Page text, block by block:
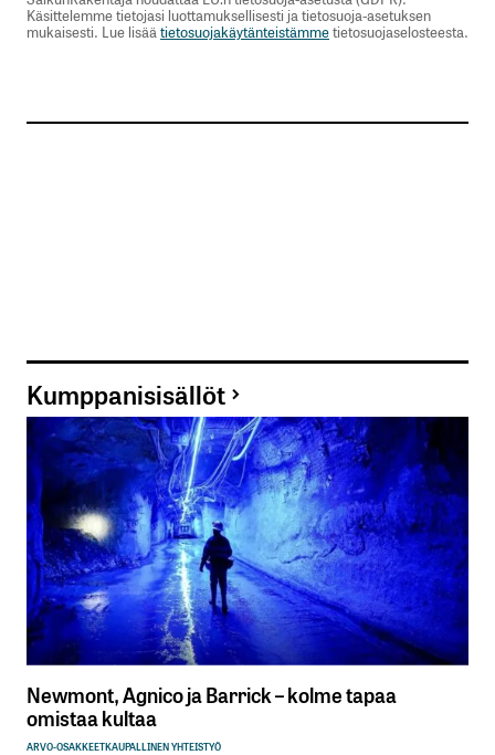
Käsittelemme tietojasi luottamuksellisesti ja tietosuoja-asetuksen
mukaisesti. Lue lisäätietosuojakäytänteistämmetietosuojaselosteesta.
Kumppanisisällöt
Newmont, Agnico ja Barrick – kolme tapaa
omistaa kultaa
ARVO-OSAKKEETKAUPALLINEN YHTEISTYÖ